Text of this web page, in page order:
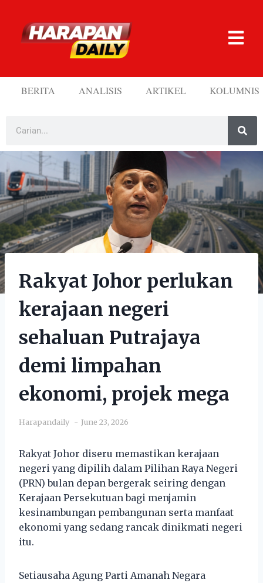
BERITA ANALISIS ARTIKEL KOLUMNIS
Rakyat Johor perlukan
kerajaan negeri
sehaluan Putrajaya
demi limpahan
ekonomi, projek mega
Harapandaily June 23, 2026
Rakyat Johor diseru memastikan kerajaan
negeri yang dipilih dalam Pilihan Raya Negeri
(PRN) bulan depan bergerak seiring dengan
Kerajaan Persekutuan bagi menjamin
kesinambungan pembangunan serta manfaat
ekonomi yang sedang rancak dinikmati negeri
itu.
Setiausaha Agung Parti Amanah Negara